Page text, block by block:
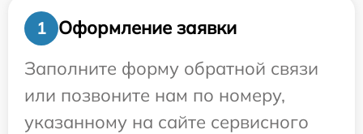
1
Оформление заявки
Заполните форму обратной связи
или позвоните нам по номеру,
указанному на сайте сервисного